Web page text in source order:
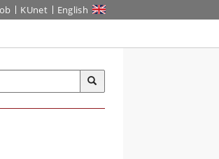
KUnet English